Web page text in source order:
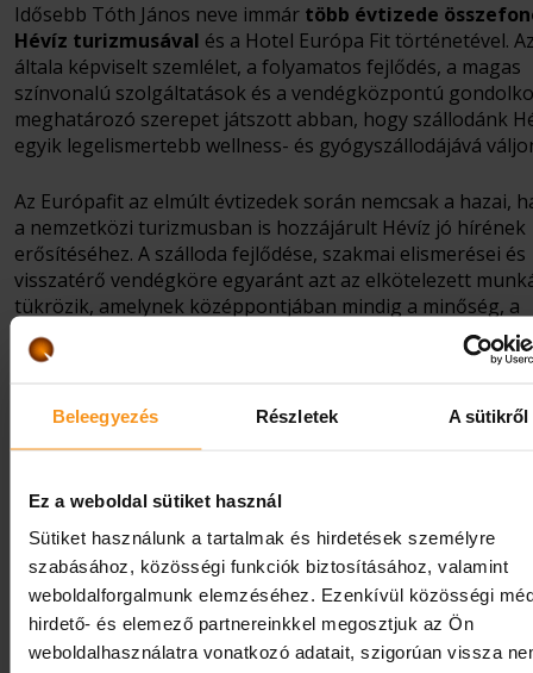
Beleegyezés Részletek A sütikről
Ez a weboldal sütiket használ
Sütiket használunk a tartalmak és hirdetések személyre
szabásához, közösségi funkciók biztosításához, valamint
weboldalforgalmunk elemzéséhez. Ezenkívül közösségi
hirdető- és elemező partnereinkkel megosztjuk az Ön
weboldalhasználatra vonatkozó adatait, szigorúan vissza
Idősebb Tóth János neve immár több évtizede
Hévíz turizmusával és a Hotel Európa Fit történetével.
általa képviselt szemlélet, a folyamatos fejlődés, a magas
színvonalú szolgáltatások és a vendégközpontú
meghatározó szerepet játszott abban, hogy szállodánk
egyik legelismertebb wellness- és gyógyszállodájává
Az Európafit az elmúlt évtizedek során nemcsak a hazai,
a nemzetközi turizmusban is hozzájárult Hévíz jó hírének
erősítéséhez. A szálloda fejlődése, szakmai elismerései és
visszatérő vendégköre egyaránt azt az elkötelezett
tükrözik, amelynek középpontjában mindig a minőség, a
vendégek elégedettsége és Hévíz értékeinek képviselete
elkötelezett, több évtizedes munkát, amellyel id. Tóth